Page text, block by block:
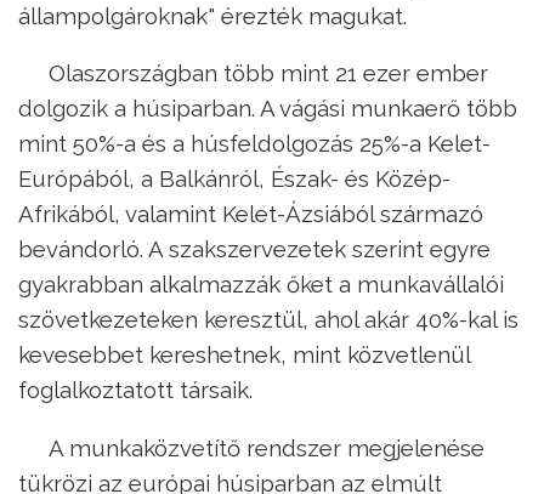
állampolgároknak" érezték magukat.
Olaszországban több mint 21 ezer ember
dolgozik a húsiparban. A vágási munkaerő több
mint 50%-a és a húsfeldolgozás 25%-a Kelet-
Európából, a Balkánról, Észak- és Közép-
Afrikából, valamint Kelet-Ázsiából származó
bevándorló. A szakszervezetek szerint egyre
gyakrabban alkalmazzák őket a munkavállalói
szövetkezeteken keresztül, ahol akár 40%-kal is
kevesebbet kereshetnek, mint közvetlenül
foglalkoztatott társaik.
A munkaközvetítő rendszer megjelenése
tükrözi az európai húsiparban az elmúlt